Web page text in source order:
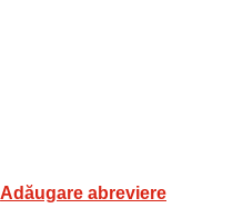
Adăugare abreviere